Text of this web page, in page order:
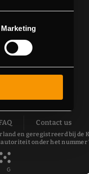
Marketing
Contact us
en geregistreerd bij de
onder het nummer